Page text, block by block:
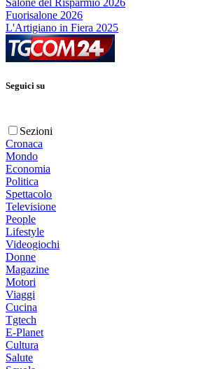
Fuorisalone 2026
L'Artigiano in Fiera 2025
Seguici su
Sezioni
Cronaca
Mondo
Economia
Politica
Spettacolo
Televisione
People
Lifestyle
Videogiochi
Donne
Magazine
Motori
Viaggi
Cucina
Tgtech
E-Planet
Cultura
Salute